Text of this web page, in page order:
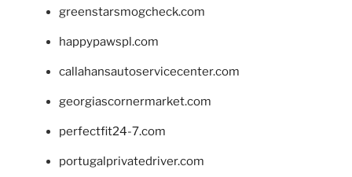
greenstarsmogcheck.com
happypawspl.com
callahansautoservicecenter.com
georgiascornermarket.com
perfectfit24-7.com
portugalprivatedriver.com